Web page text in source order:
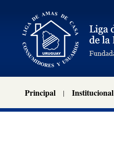
Principal Institucional